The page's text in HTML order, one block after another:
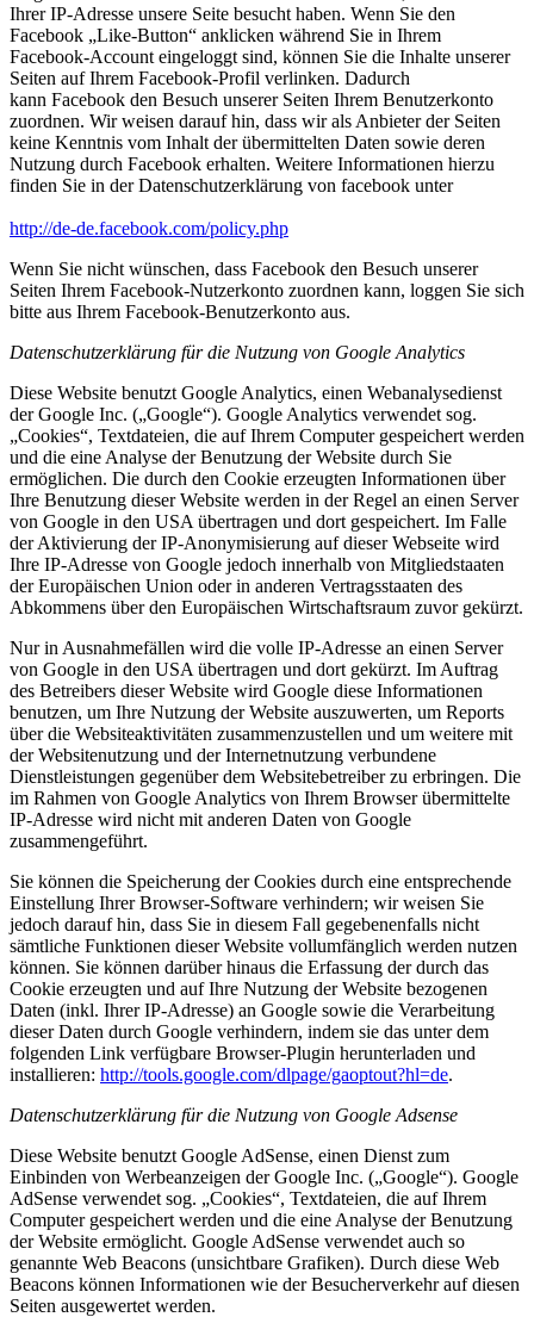
Ihrer IP-Adresse unsere Seite besucht haben. Wenn Sie den
Facebook „Like-Button“ anklicken während Sie in Ihrem
Facebook-Account eingeloggt sind, können Sie die Inhalte unserer
Seiten auf Ihrem Facebook-Profil verlinken. Dadurch
kann Facebook den Besuch unserer Seiten Ihrem Benutzerkonto
zuordnen. Wir weisen darauf hin, dass wir als Anbieter der Seiten
keine Kenntnis vom Inhalt der übermittelten Daten sowie deren
Nutzung durch Facebook erhalten. Weitere Informationen hierzu
finden Sie in der Datenschutzerklärung von facebook unter
http://de-de.facebook.com/policy.php
Wenn Sie nicht wünschen, dass Facebook den Besuch unserer
Seiten Ihrem Facebook-Nutzerkonto zuordnen kann, loggen Sie sich
bitte aus Ihrem Facebook-Benutzerkonto aus.
Datenschutzerklärung für die Nutzung von Google Analytics
Diese Website benutzt Google Analytics, einen Webanalysedienst
der Google Inc. („Google“). Google Analytics verwendet sog.
„Cookies“, Textdateien, die auf Ihrem Computer gespeichert werden
und die eine Analyse der Benutzung der Website durch Sie
ermöglichen. Die durch den Cookie erzeugten Informationen über
Ihre Benutzung dieser Website werden in der Regel an einen Server
von Google in den USA übertragen und dort gespeichert. Im Falle
der Aktivierung der IP-Anonymisierung auf dieser Webseite wird
Ihre IP-Adresse von Google jedoch innerhalb von Mitgliedstaaten
der Europäischen Union oder in anderen Vertragsstaaten des
Abkommens über den Europäischen Wirtschaftsraum zuvor gekürzt.
Nur in Ausnahmefällen wird die volle IP-Adresse an einen Server
von Google in den USA übertragen und dort gekürzt. Im Auftrag
des Betreibers dieser Website wird Google diese Informationen
benutzen, um Ihre Nutzung der Website auszuwerten, um Reports
über die Websiteaktivitäten zusammenzustellen und um weitere mit
der Websitenutzung und der Internetnutzung verbundene
Dienstleistungen gegenüber dem Websitebetreiber zu erbringen. Die
im Rahmen von Google Analytics von Ihrem Browser übermittelte
IP-Adresse wird nicht mit anderen Daten von Google
zusammengeführt.
Sie können die Speicherung der Cookies durch eine entsprechende
Einstellung Ihrer Browser-Software verhindern; wir weisen Sie
jedoch darauf hin, dass Sie in diesem Fall gegebenenfalls nicht
sämtliche Funktionen dieser Website vollumfänglich werden nutzen
können. Sie können darüber hinaus die Erfassung der durch das
Cookie erzeugten und auf Ihre Nutzung der Website bezogenen
Daten (inkl. Ihrer IP-Adresse) an Google sowie die Verarbeitung
dieser Daten durch Google verhindern, indem sie das unter dem
folgenden Link verfügbare Browser-Plugin herunterladen und
installieren: http://tools.google.com/dlpage/gaoptout?hl=de.
Datenschutzerklärung für die Nutzung von Google Adsense
Diese Website benutzt Google AdSense, einen Dienst zum
Einbinden von Werbeanzeigen der Google Inc. („Google“). Google
AdSense verwendet sog. „Cookies“, Textdateien, die auf Ihrem
Computer gespeichert werden und die eine Analyse der Benutzung
der Website ermöglicht. Google AdSense verwendet auch so
genannte Web Beacons (unsichtbare Grafiken). Durch diese Web
Beacons können Informationen wie der Besucherverkehr auf diesen
Seiten ausgewertet werden.